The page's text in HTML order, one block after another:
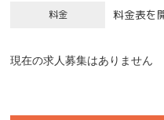
料金 料金表を
現在の求人募集はありません